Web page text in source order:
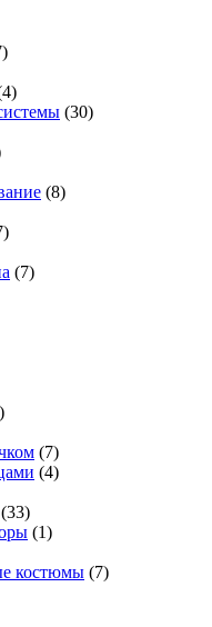
(30)
(8)
(7)
(7)
(4)
(33)
(1)
костюмы (7)